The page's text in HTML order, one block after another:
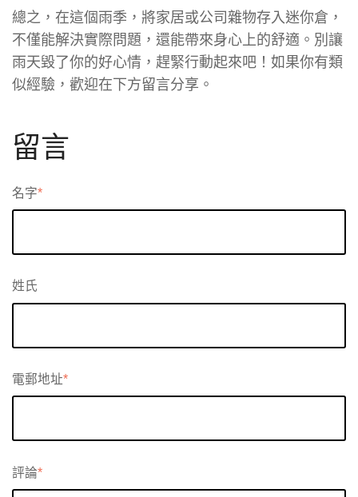
總之，在這個雨季，將家居或公司雜物存入迷你倉，
不僅能解決實際問題，還能帶來身心上的舒適。別讓
雨天毀了你的好心情，趕緊行動起來吧！如果你有類
似經驗，歡迎在下方留言分享。
留言
名字*
姓氏
電郵地址*
評論*